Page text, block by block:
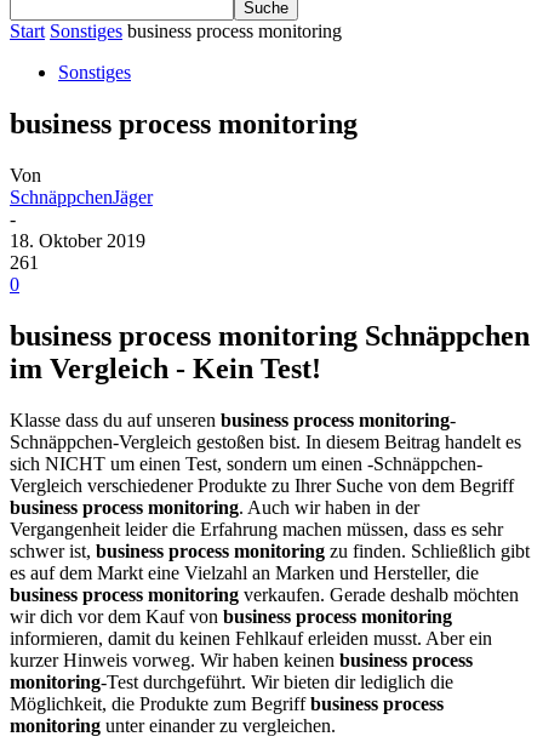
Start Sonstiges business process monitoring
Sonstiges
business process monitoring
Von
SchnäppchenJäger
-
18. Oktober 2019
261
0
business process monitoring Schnäppchen
im Vergleich - Kein Test!
Klasse dass du auf unseren business process monitoring-
Schnäppchen-Vergleich gestoßen bist. In diesem Beitrag handelt es
sich NICHT um einen Test, sondern um einen -Schnäppchen-
Vergleich verschiedener Produkte zu Ihrer Suche von dem Begriff
business process monitoring. Auch wir haben in der
Vergangenheit leider die Erfahrung machen müssen, dass es sehr
schwer ist, business process monitoring zu finden. Schließlich gibt
es auf dem Markt eine Vielzahl an Marken und Hersteller, die
business process monitoring verkaufen. Gerade deshalb möchten
wir dich vor dem Kauf von business process monitoring
informieren, damit du keinen Fehlkauf erleiden musst. Aber ein
kurzer Hinweis vorweg. Wir haben keinen business process
monitoring-Test durchgeführt. Wir bieten dir lediglich die
Möglichkeit, die Produkte zum Begriffbusiness process
monitoring unter einander zu vergleichen.